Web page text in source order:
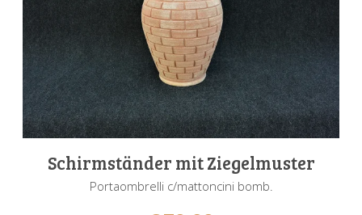
Schirmständer mit Ziegelmuster
Portaombrelli c/mattoncini bomb.